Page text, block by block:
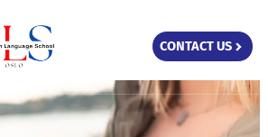
CONTACT US